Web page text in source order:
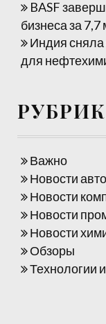
BASF
бизнеса за
Индия сняла
для
Важно
Новости
Новости
Новости
Новости
Обзоры
Технологии